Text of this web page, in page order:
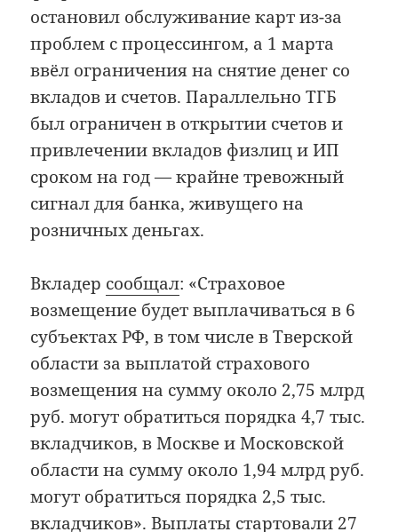
остановил обслуживание карт из-за
проблем с процессингом, а 1 марта
ввёл ограничения на снятие денег со
вкладов и счетов. Параллельно ТГБ
был ограничен в открытии счетов и
привлечении вкладов физлиц и ИП
сроком на год — крайне тревожный
сигнал для банка, живущего на
розничных деньгах.
Вкладер сообщал: «Страховое
возмещение будет выплачиваться в 6
субъектах РФ, в том числе в Тверской
области за выплатой страхового
возмещения на сумму около 2,75 млрд
руб. могут обратиться порядка 4,7 тыс.
вкладчиков, в Москве и Московской
области на сумму около 1,94 млрд руб.
могут обратиться порядка 2,5 тыс.
вкладчиков». Выплаты стартовали 27